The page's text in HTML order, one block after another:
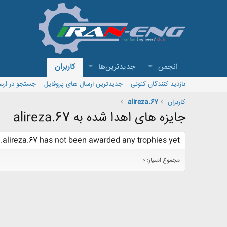
انجمن جدیدترین‌ها کاربران
بازدید کنندگان کنونی جدیدترین ارسال های پروفایل
جستجو در
کاربران
alireza.67
جایزه های اهدا شده به alireza.67
alireza.67 has not been awarded any trophies yet.
مجموع امتیاز: 0